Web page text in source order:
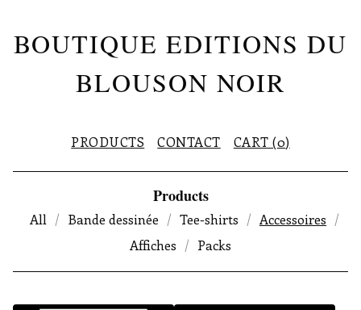
BOUTIQUE EDITIONS DU
BLOUSON NOIR
PRODUCTS CONTACT CART (0)
Products
All Bande dessinée Tee-shirts
Accessoires
Affiches
Packs